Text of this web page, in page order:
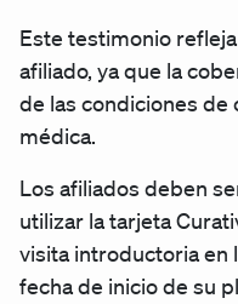
Este testimonio
afiliado, ya que la
de las condiciones de
médica.
Los afiliados deben
utilizar la tarjeta
visita introductoria en
fecha de inicio de su